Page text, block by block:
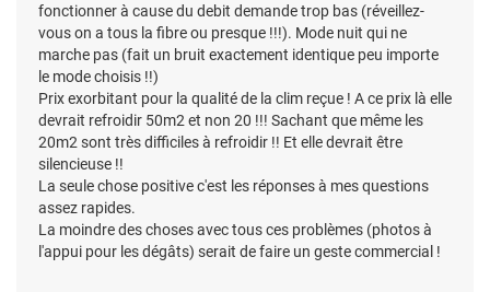
fonctionner à cause du debit demande trop bas (réveillez-
vous on a tous la fibre ou presque !!!). Mode nuit qui ne
marche pas (fait un bruit exactement identique peu importe
le mode choisis !!)
Prix exorbitant pour la qualité de la clim reçue ! A ce prix là elle
devrait refroidir 50m2 et non 20 !!! Sachant que même les
20m2 sont très difficiles à refroidir !! Et elle devrait être
silencieuse !!
La seule chose positive c'est les réponses à mes questions
assez rapides.
La moindre des choses avec tous ces problèmes (photos à
l'appui pour les dégâts) serait de faire un geste commercial !